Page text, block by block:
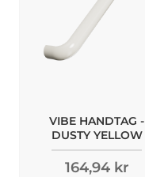
VIBE HANDTAG -
DUSTY YELLOW
164,94 kr